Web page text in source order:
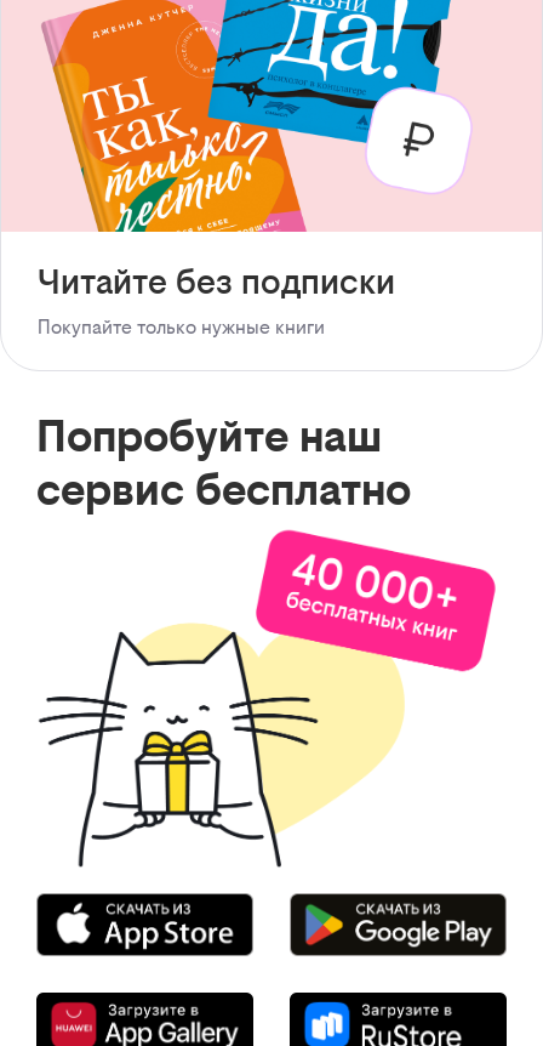
Читайте без подписки
Покупайте только нужные книги
Попробуйте наш
сервис бесплатно